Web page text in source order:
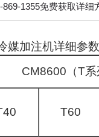
1355免费获取详细
媒加注机详细参数
CM8600（T系
T60